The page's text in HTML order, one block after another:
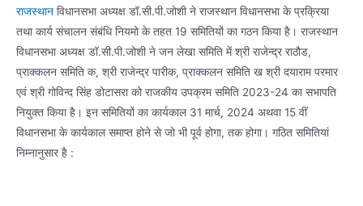
राजस्‍थान विधानसभा अध्‍यक्ष डॉ.सी.पी.जोशी ने राजस्‍थान विधानसभा के प्रक्रिया
तथा कार्य संचालन संबंधि नियमो के तहत 19 समितियों का गठन किया है। राजस्‍थान
विधानसभा अध्‍यक्ष डॉ.सी.पी.जोशी ने जन लेखा समिति में श्री राजेन्‍द्र राठौड,
प्राक्‍कलन समिति क, श्री राजेन्‍द्र पारीक, प्राक्‍कलन समिति ख श्री दयाराम परमार
एवं श्री गोविन्‍द सिंह डोटासरा को राजकीय उपक्रम समिति 2023-24 का सभापति
नियुक्‍त किया है। इन समितियों का कार्यकाल 31 मार्च, 2024 अथवा 15 वीं
विधानसभा के कार्यकाल समाप्‍त होने से जो भी पूर्व होगा, तक होगा। गठित समितियां
निम्नानुसार है :